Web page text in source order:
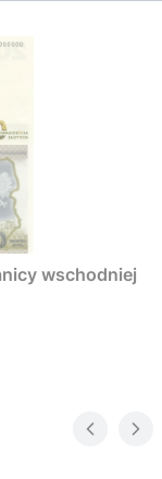
wschodniej